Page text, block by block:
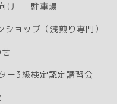
け
駐車場
ショップ（浅煎り専門）
ー3級検定認定講習会